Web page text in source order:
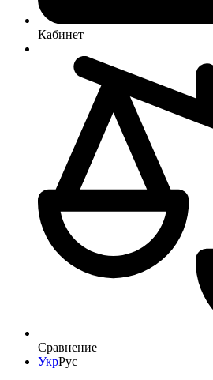
Кабинет
Сравнение
УкрРус